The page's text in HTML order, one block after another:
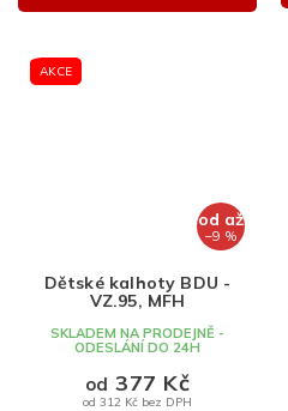
AKCE
od až
–9 %
Dětské kalhoty BDU -
VZ.95, MFH
SKLADEM NA PRODEJNĚ -
ODESLÁNÍ DO 24H
od 312 Kč bez DPH
od 377 Kč